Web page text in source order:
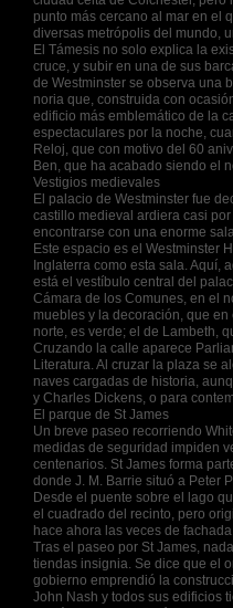
punto más cercano al mar en el
diversas metrópolis del mundo,
El Támesis no solo explica la
cruce, y subir en una de sus
de Westminster se observa una
noria que, construida con
edificio más emblemático de la
espectaculares por la noche,
Reloj, que con motivo del 60
Ben, que ha acabado siendo el
Vestigios medievales
El palacio de Westminster fue
castillo medieval ardiera casi
encontrarse con una enorme
Este espacio es el Westminster
Inglaterra como esta sala.
está el vestíbulo central del
Cámara de los Comunes, en el
muebles y la decoración, que
norte, es verde; el de Lambeth,
Cruzando la calle aparece
Literatura. Al cruzar la plaza se
naves cargadas de historia,
y Charles Dickens, o para
El parque de St James
Un breve paseo recorriendo
medidas de seguridad impiden
centenarios. St James forma
donde J. M. Barrie situó a Peter
Desde el puente sobre el lago
el cuadrado del recinto, pero
hace ahora las veces de
Tras el paseo por St James,
tiendas insignia. Se dice que el
gobierno emprendió la
John Nash y todos sus edificios